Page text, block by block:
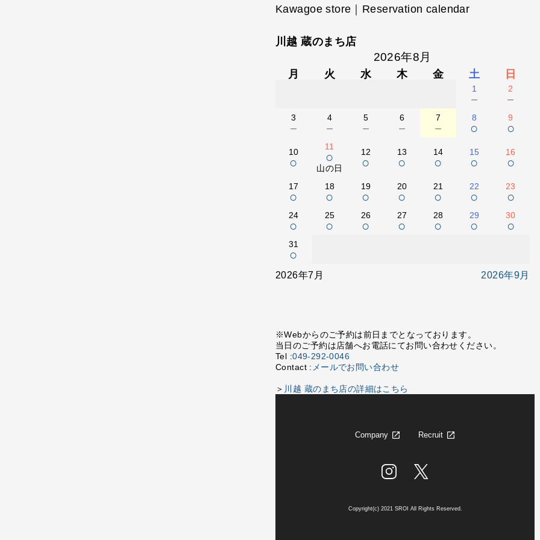
Kawagoe store｜Reservation calendar
川越 蔵のまち店
2026年8月
月 火 水 木 金 土 日
1
－
2
－
3
－
4
－
5
－
6
－
7
－
8
○
9
○
10
○
11
○
山の日
12
○
13
○
14
○
15
○
16
○
17
○
18
○
19
○
20
○
21
○
22
○
23
○
24
○
25
○
26
○
27
○
28
○
29
○
30
○
31
○
2026年7月 2026年9月
※Webからのご予約は前日までとなっております。
当日のご予約は店舗へお電話にてお問い合わせください。
Tel :049-292-0046
Contact : メールでお問い合わせ
＞ 川越 蔵のまち店の詳細はこちら
Company Recruit
Copyright(c) 2021 SROI All Rights Reserved.